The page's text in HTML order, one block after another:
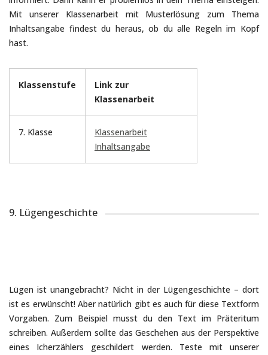
Mit unserer Klassenarbeit mit Musterlösung zum Thema
Inhaltsangabe findest du heraus, ob du alle Regeln im Kopf
hast.
Klassenstufe
Link zur
Klassenarbeit
7. Klasse
Klassenarbeit
Inhaltsangabe
9. Lügengeschichte
Lügen ist unangebracht? Nicht in der Lügengeschichte – dort
ist es erwünscht! Aber natürlich gibt es auch für diese Textform
Vorgaben. Zum Beispiel musst du den Text im Präteritum
schreiben. Außerdem sollte das Geschehen aus der Perspektive
eines Icherzählers geschildert werden. Teste mit unserer